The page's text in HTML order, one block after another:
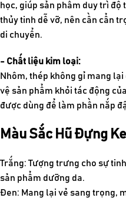
học, giúp sản phẩm duy trì độ
thủy tinh dễ vỡ, nên cần cẩn
di chuyển.
- Chất liệu kim loại:
Nhôm, thép không gỉ mang
vệ sản phẩm khỏi tác động
được dùng để làm phần nắp
Màu Sắc Hũ Đựng
Trắng: Tượng trưng cho sự
sản phẩm dưỡng da.
Đen: Mang lại vẻ sang trọng,